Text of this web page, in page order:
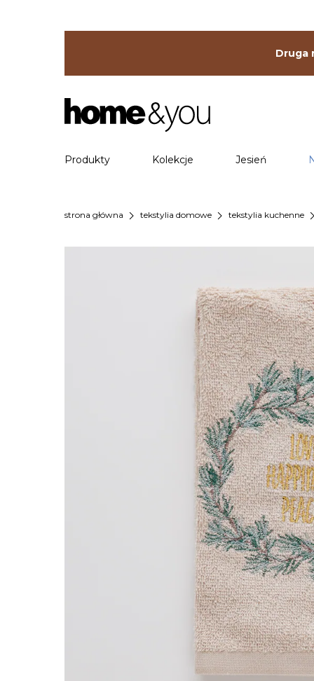
Druga
Produkty Kolekcje Jesień
strona główna chevron_right tekstylia domowe chevron_right tekstylia kuchenne chevron_right